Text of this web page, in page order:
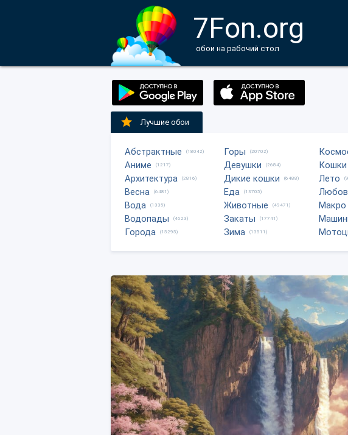
7Fon.org
обои на рабочий стол
Лучшие обои
Абстрактные (18042)
Аниме (1217)
Архитектура (2816)
Весна (6481)
Вода (1335)
Водопады (4623)
Города (15295)
Горы (20702)
Девушки (2684)
Дикие кошки (6488)
Еда (13705)
Животные (49471)
Закаты (17741)
Зима (13511)
Кошки
Лето
Макро